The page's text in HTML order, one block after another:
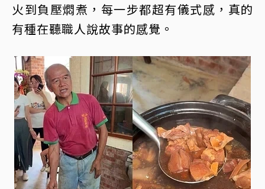
火到負壓燜煮，每一步都超有儀式感，真的
有種在聽職人說故事的感覺。